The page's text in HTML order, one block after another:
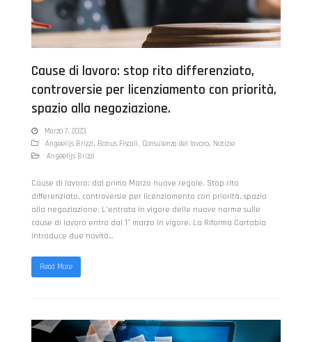
Cause di lavoro: stop rito differenziato,
controversie per licenziamento con priorità,
spazio alla negoziazione.
Marzo 7, 2023
Angeelijs Brizzi, Bonus Fiscali, Consulenza del lavoro, Notizie
Angeelijs Brizzi
Cause di lavoro: dal primo Marzo nuove regole. Stop rito
differenziato, controversie per licenziamento con priorità, spazio
alla negoziazione. L'entrata in vigore delle nuove norme sulle
cause di lavoro entra dal 1° marzo in vigore. La Riforma Cartabia
introduce due novità…
Read More